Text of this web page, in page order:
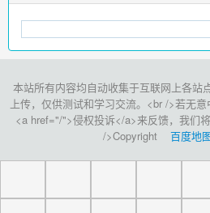
本站所有内容均自动收集于互联网上各站
上传，仅供测试和学习交流。<br />若无
<a href="/">侵权投诉</a>来反馈，我们
/>Copyright 百度地